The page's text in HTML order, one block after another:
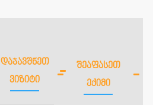
ᲓᲐᲯᲐᲕᲨᲜᲔᲗ
ᲕᲘᲖᲘᲢᲘ
ᲨᲔᲐᲤᲐᲡᲔᲗ
ᲔᲥᲘᲛᲘ